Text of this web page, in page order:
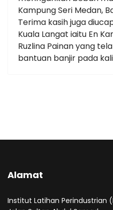
Kampung Seri Medan,
Terima kasih juga
Kuala Langat iaitu En
Ruzlina Painan yang
bantuan banjir pada kali
Alamat
Institut Latihan Perindustrian